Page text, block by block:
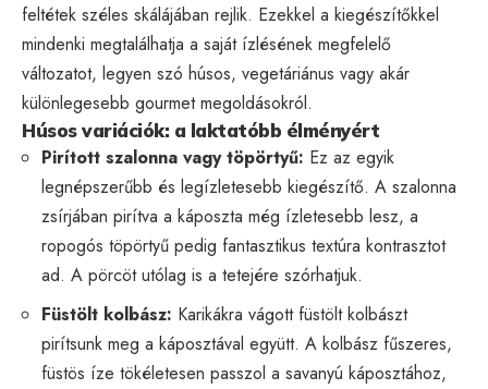
feltétek széles skálájában rejlik. Ezekkel a kiegészítőkkel
mindenki megtalálhatja a saját ízlésének megfelelő
változatot, legyen szó húsos, vegetáriánus vagy akár
különlegesebb gourmet megoldásokról.
Húsos variációk: a laktatóbb élményért
Pirított szalonna vagy töpörtyű: Ez az egyik
legnépszerűbb és legízletesebb kiegészítő. A szalonna
zsírjában pirítva a káposzta még ízletesebb lesz, a
ropogós töpörtyű pedig fantasztikus textúra kontrasztot
ad. A pörcöt utólag is a tetejére szórhatjuk.
Füstölt kolbász: Karikákra vágott füstölt kolbászt
pirítsunk meg a káposztával együtt. A kolbász fűszeres,
füstös íze tökéletesen passzol a savanyú káposztához,